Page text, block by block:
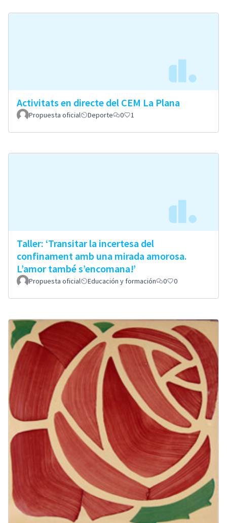
Activitats en directe del CEM La Plana
Propuesta oficial Deporte 0 1
Taller: ‘Transitar la incertesa del
confinament amb una mirada amorosa.
L’amor també s’encomana!’
Propuesta oficial Educación y formación 0 0